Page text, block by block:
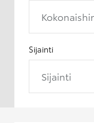
Sijainti
Sijainti